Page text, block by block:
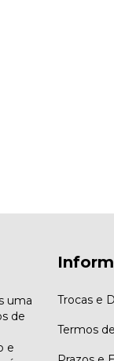
uma
de
e
Trocas e
Termos